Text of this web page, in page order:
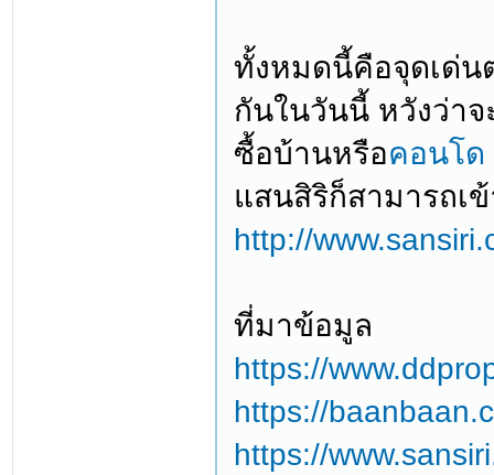
ทั้งหมดนี้คือจุดเด่น
กันในวันนี้ หวังว่า
ซื้อบ้านหรือคอนโ
แสนสิริก็สามารถเ
http://
ที่มาข้อมูล
https://
https://
https://